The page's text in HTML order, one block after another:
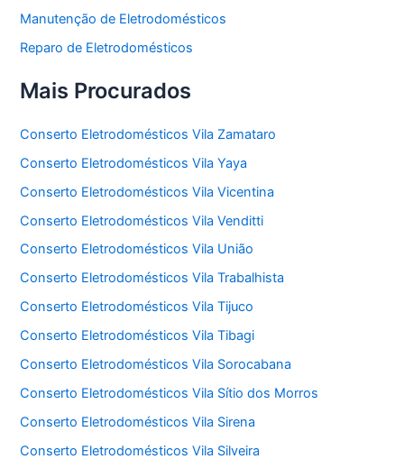
Manutenção de Eletrodomésticos
Reparo de Eletrodomésticos
Mais Procurados
Conserto Eletrodomésticos Vila Zamataro
Conserto Eletrodomésticos Vila Yaya
Conserto Eletrodomésticos Vila Vicentina
Conserto Eletrodomésticos Vila Venditti
Conserto Eletrodomésticos Vila União
Conserto Eletrodomésticos Vila Trabalhista
Conserto Eletrodomésticos Vila Tijuco
Conserto Eletrodomésticos Vila Tibagi
Conserto Eletrodomésticos Vila Sorocabana
Conserto Eletrodomésticos Vila Sítio dos Morros
Conserto Eletrodomésticos Vila Sirena
Conserto Eletrodomésticos Vila Silveira